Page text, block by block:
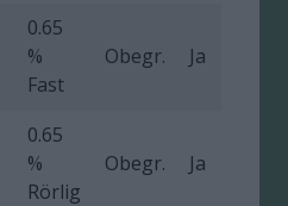
0.65
%
Fast
Obegr. Ja
0.65
%
Rörlig
Obegr. Ja